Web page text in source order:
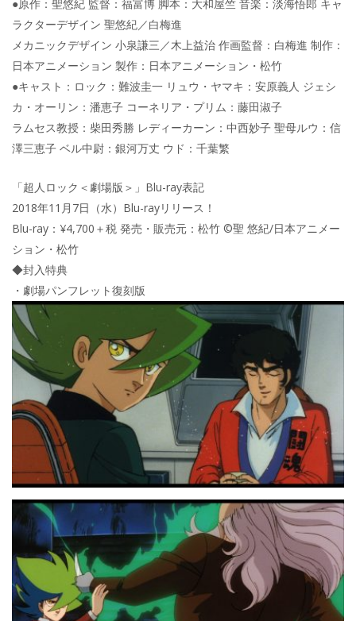
●原作：聖悠紀 監督：福富博 脚本：大和屋竺 音楽：淡海悟郎 キャ
ラクターデザイン 聖悠紀／白梅進
メカニックデザイン 小泉謙三／木上益治 作画監督：白梅進 制作：
日本アニメーション 製作：日本アニメーション・松竹
●キャスト：ロック：難波圭一 リュウ・ヤマキ：安原義人 ジェシ
カ・オーリン：潘恵子 コーネリア・プリム：藤田淑子
ラムセス教授：柴田秀勝 レディーカーン：中西妙子 聖母ルウ：信
澤三恵子 ベル中尉：銀河万丈 ウド：千葉繁
「超人ロック＜劇場版＞」Blu-ray表記
2018年11月7日（水）Blu-rayリリース！
Blu-ray：¥4,700＋税 発売・販売元：松竹 ©聖 悠紀/日本アニメー
ション・松竹
◆封入特典
・劇場パンフレット復刻版